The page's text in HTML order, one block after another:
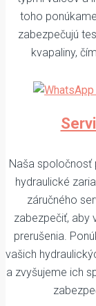
toho
zabezpečujú
kvapaliny,
Naša spoločnosť
hydraulické
záručného
zabezpečiť, aby
prerušenia.
vašich
a zvyšujeme ich